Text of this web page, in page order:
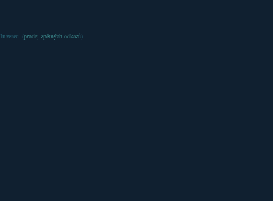
Inzerce: (prodej zpětných odkazů )